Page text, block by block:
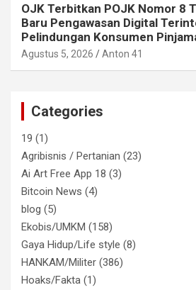
OJK Terbitkan POJK Nomor 8
Baru Pengawasan Digital
Pelindungan Konsumen
Agustus 5, 2026 Anton 41
Categories
19 (1)
Agribisnis / Pertanian (23)
Ai Art Free App 18 (3)
Bitcoin News (4)
blog (5)
Ekobis/UMKM (158)
Gaya Hidup/Life style (8)
HANKAM/Militer (386)
Hoaks/Fakta (1)